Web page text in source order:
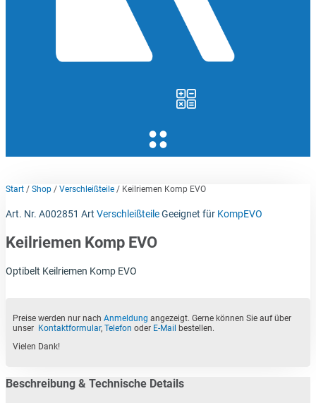
Start / Shop / Verschleißteile / Keilriemen Komp EVO
Art. Nr. A002851 Art VerschleißteileGeeignet für KompEVO
Keilriemen Komp EVO
Optibelt Keilriemen Komp EVO
Preise werden nur nach Anmeldung angezeigt. Gerne können Sie auf über
unser Kontaktformular, Telefon oder E-Mail
bestellen.
Vielen Dank!
Beschreibung & Technische Details